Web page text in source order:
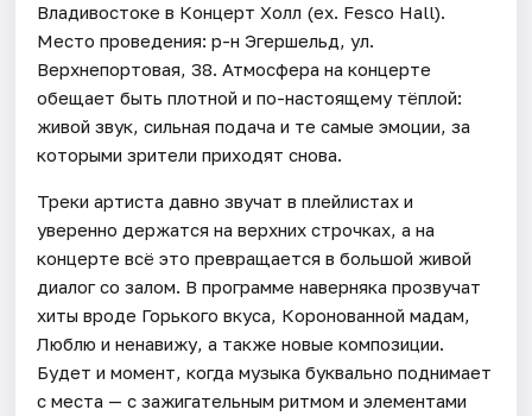
Владивостоке в Концерт Холл (ex. Fesco Hall).
Место проведения: р-н Эгершельд, ул.
Верхнепортовая, 38. Атмосфера на концерте
обещает быть плотной и по-настоящему тёплой:
живой звук, сильная подача и те самые эмоции, за
которыми зрители приходят снова.
Треки артиста давно звучат в плейлистах и
уверенно держатся на верхних строчках, а на
концерте всё это превращается в большой живой
диалог со залом. В программе наверняка прозвучат
хиты вроде Горького вкуса, Коронованной мадам,
Люблю и ненавижу, а также новые композиции.
Будет и момент, когда музыка буквально поднимает
с места — с зажигательным ритмом и элементами